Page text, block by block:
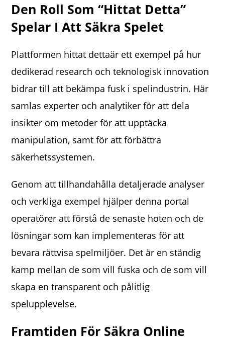
Den Roll Som “hittat Detta”
Spelar I Att Säkra Spelet
Plattformen hittat dettaär ett exempel på hur
dedikerad research och teknologisk innovation
bidrar till att bekämpa fusk i spelindustrin. Här
samlas experter och analytiker för att dela
insikter om metoder för att upptäcka
manipulation, samt för att förbättra
säkerhetssystemen.
Genom att tillhandahålla detaljerade analyser
och verkliga exempel hjälper denna portal
operatörer att förstå de senaste hoten och de
lösningar som kan implementeras för att
bevara rättvisa spelmiljöer. Det är en ständig
kamp mellan de som vill fuska och de som vill
skapa en transparent och pålitlig
spelupplevelse.
Framtiden För Säkra Online